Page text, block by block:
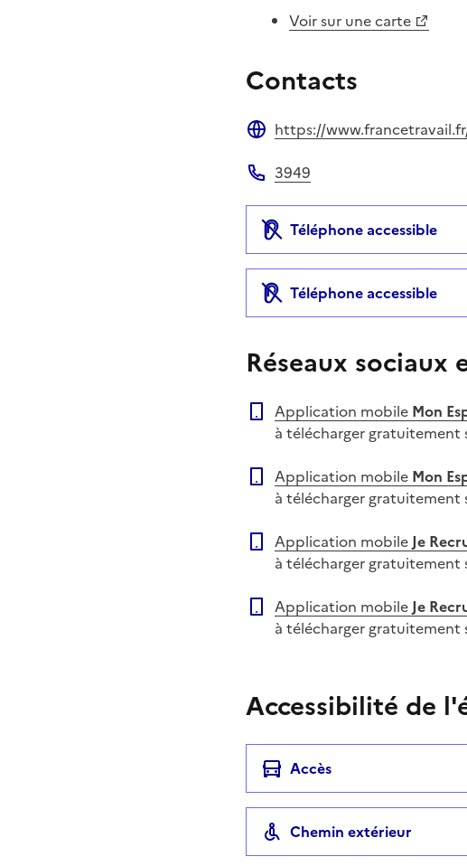
Voir sur une carte
Contacts
https://
3949
Téléphone accessible
Téléphone accessible
Réseaux
Application mobile Mon
à télécharger gratuitement
Application mobile Mon
à télécharger gratuitement
Application mobile Je
à télécharger gratuitement
Application mobile Je
à télécharger gratuitement
Accessibilité de
Accès
Chemin extérieur